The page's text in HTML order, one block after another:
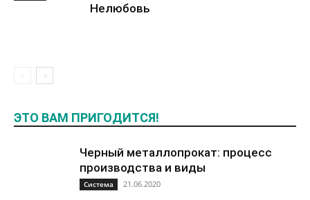
Нелюбовь
ЭТО ВАМ ПРИГОДИТСЯ!
Черный металлопрокат: процесс
производства и виды
Система 21.06.2020